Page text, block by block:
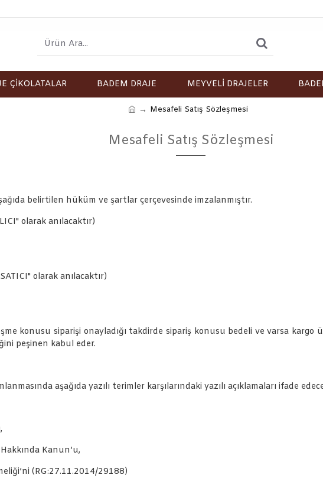
ÇİKOLATALAR BADEM DRAJE MEYVELİ DRAJELER
Mesafeli Satış Sözleşmesi
Mesafeli Satış Sözleşmesi
belirtilen hüküm ve şartlar çerçevesinde imzalanmıştır.
olarak anılacaktır)
olarak anılacaktır)
konusu siparişi onayladığı takdirde sipariş konusu bedeli ve varsa
peşinen kabul eder.
aşağıda yazılı terimler karşılarındaki yazılı açıklamaları ifade
Kanun’u,
(RG:27.11.2014/29188)